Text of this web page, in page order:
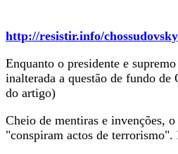
http://resistir.info/
Enquanto o presidente e
inalterada a questão de fundo
do artigo)
Cheio de mentiras e invenções,
"conspiram actos de